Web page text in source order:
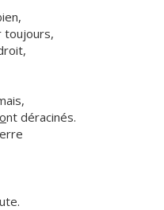
toujours,
ont déracinés.